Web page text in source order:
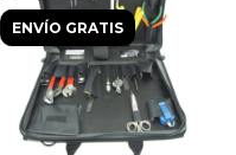
ENVÍO GRATIS